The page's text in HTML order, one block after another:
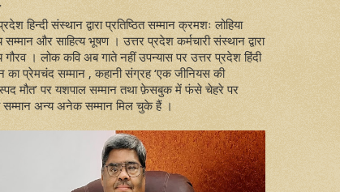
हिन्दी संस्थान द्वारा प्रतिष्ठित सम्मान क्रमशः लोहिया
सम्मान और साहित्य भूषण । उत्तर प्रदेश कर्मचारी संस्थान द्वारा
गौरव । लोक कवि अब गाते नहीं उपन्यास पर उत्तर प्रदेश हिंदी
का प्रेमचंद सम्मान , कहानी संग्रह ‘एक जीनियस की
मौत’ पर यशपाल सम्मान तथा फ़ेसबुक में फंसे चेहरे पर
सम्मान अन्य अनेक सम्मान मिल चुके हैं ।